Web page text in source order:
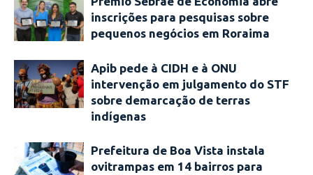
inscrições para pesquisas sobre
pequenos negócios em Roraima
Apib pede à CIDH e à ONU
intervenção em julgamento do STF
sobre demarcação de terras
indígenas
Prefeitura de Boa Vista instala
ovitrampas em 14 bairros para